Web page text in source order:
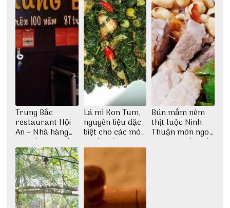
Trung Bắc
restaurant Hội
An – Nhà hàng
cao lầu có thiết
kế vô cùng ấn
tượng giữa lòng
phố Hội
Lá mì Kon Tum,
nguyên liệu đặc
biệt cho các món
ăn độc đáo
Bún mắm nêm
thịt luộc Ninh
Thuận món ngon
dân dã miền biển